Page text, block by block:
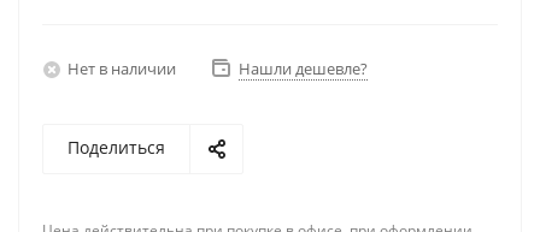
Нет в наличии Нашли дешевле?
Поделиться